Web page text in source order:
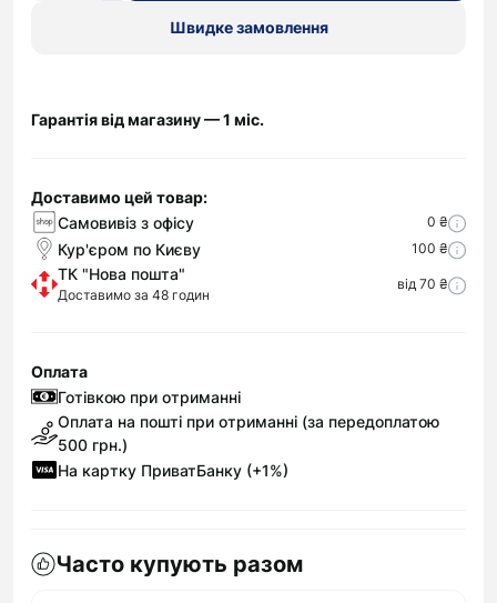
Швидке замовлення
Гарантія від магазину — 1 міс.
Доставимо цей товар:
Самовивіз з офісу
0 ₴
Кур'єром по Києву 100 ₴
ТК "Нова пошта"
Доставимо за 48 годин
від 70 ₴
Оплата
Готівкою при отриманні
Оплата на пошті при отриманні (за передоплатою
500 грн.)
На картку ПриватБанку (+1%)
Часто купують разом